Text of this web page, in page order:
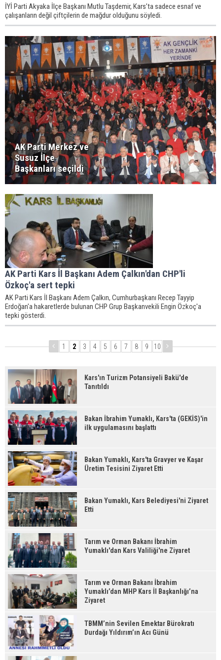
İYİ Parti Akyaka İlçe Başkanı Mutlu Taşdemir, Kars’ta sadece esnaf ve
çalışanların değil çiftçilerin de mağdur olduğunu söyledi.
AK Parti Merkez ve
Susuz İlçe
Başkanları seçildi
AK Parti Kars İl Başkanı Adem Çalkın'dan CHP'li
Özkoç'a sert tepki
AK Parti Kars İl Başkanı Adem Çalkın, Cumhurbaşkanı Recep Tayyip
Erdoğan'a hakaretlerde bulunan CHP Grup Başkanvekili Engin Özkoç'a
tepki gösterdi.
1 2 3 4 5 6 7 8 9 10
Kars'ın Turizm Potansiyeli Bakü'de
Tanıtıldı
Bakan İbrahim Yumaklı, Kars'ta (GEKİS)'in
ilk uygulamasını başlattı
Bakan Yumaklı, Kars'ta Gravyer ve Kaşar
Üretim Tesisini Ziyaret Etti
Bakan Yumaklı, Kars Belediyesi'ni Ziyaret
Etti
Tarım ve Orman Bakanı İbrahim
Yumaklı'dan Kars Valiliği'ne Ziyaret
Tarım ve Orman Bakanı İbrahim
Yumaklı’dan MHP Kars İl Başkanlığı’na
Ziyaret
TBMM’nin Sevilen Emektar Bürokratı
Durdağı Yıldırım’ın Acı Günü